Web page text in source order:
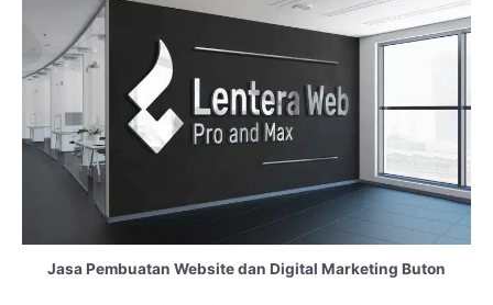
Jasa Pembuatan Website dan Digital Marketing Buton